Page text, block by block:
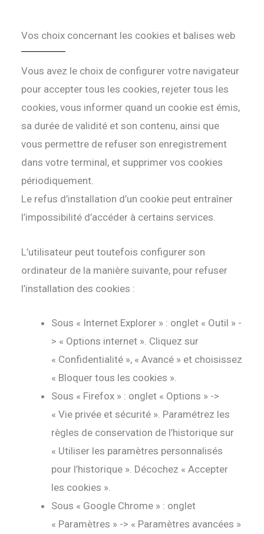
Vos choix concernant les cookies et balises web
Vous avez le choix de configurer votre navigateur
pour accepter tous les cookies, rejeter tous les
cookies, vous informer quand un cookie est émis,
sa durée de validité et son contenu, ainsi que
vous permettre de refuser son enregistrement
dans votre terminal, et supprimer vos cookies
périodiquement.
Le refus d’installation d’un cookie peut entraîner
l’impossibilité d’accéder à certains services.
L’utilisateur peut toutefois configurer son
ordinateur de la manière suivante, pour refuser
l’installation des cookies :
Sous « Internet Explorer » : onglet « Outil » -
> « Options internet ». Cliquez sur
« Confidentialité », « Avancé » et choisissez
« Bloquer tous les cookies ».
Sous « Firefox » : onglet « Options » ->
« Vie privée et sécurité ». Paramétrez les
règles de conservation de l’historique sur
« Utiliser les paramètres personnalisés
pour l’historique ». Décochez « Accepter
les cookies ».
Sous « Google Chrome » : onglet
« Paramètres » -> « Paramètres avancées »